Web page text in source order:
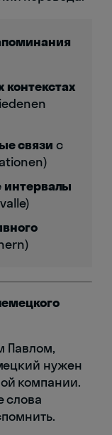
контекстах
связи с
Павлом,
нужен
компании.
слова